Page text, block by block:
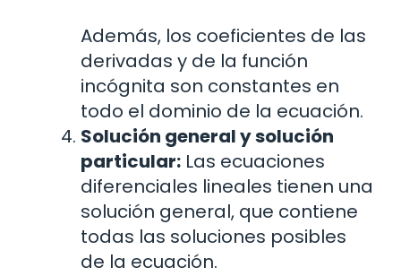
Además, los coeficientes de las
derivadas y de la función
incógnita son constantes en
todo el dominio de la ecuación.
Solución general y solución
particular: Las ecuaciones
diferenciales lineales tienen una
solución general, que contiene
todas las soluciones posibles
de la ecuación.